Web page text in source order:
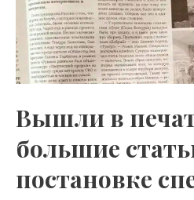
Вышли в
большие
постановке